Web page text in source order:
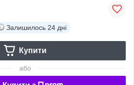
Залишилось 24 дні
Купити
або